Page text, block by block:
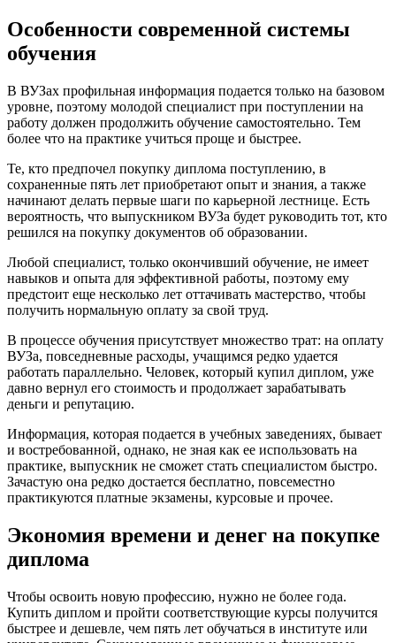
Особенности современной системы
обучения
В ВУЗах профильная информация подается только на базовом
уровне, поэтому молодой специалист при поступлении на
работу должен продолжить обучение самостоятельно. Тем
более что на практике учиться проще и быстрее.
Те, кто предпочел покупку диплома поступлению, в
сохраненные пять лет приобретают опыт и знания, а также
начинают делать первые шаги по карьерной лестнице. Есть
вероятность, что выпускником ВУЗа будет руководить тот, кто
решился на покупку документов об образовании.
Любой специалист, только окончивший обучение, не имеет
навыков и опыта для эффективной работы, поэтому ему
предстоит еще несколько лет оттачивать мастерство, чтобы
получить нормальную оплату за свой труд.
В процессе обучения присутствует множество трат: на оплату
ВУЗа, повседневные расходы, учащимся редко удается
работать параллельно. Человек, который купил диплом, уже
давно вернул его стоимость и продолжает зарабатывать
деньги и репутацию.
Информация, которая подается в учебных заведениях, бывает
и востребованной, однако, не зная как ее использовать на
практике, выпускник не сможет стать специалистом быстро.
Зачастую она редко достается бесплатно, повсеместно
практикуются платные экзамены, курсовые и прочее.
Экономия времени и денег на покупке
диплома
Чтобы освоить новую профессию, нужно не более года.
Купить диплом и пройти соответствующие курсы получится
быстрее и дешевле, чем пять лет обучаться в институте или